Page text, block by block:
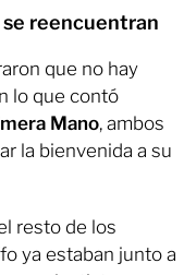
reencuentran
que no hay
lo que contó
Mano, ambos
la bienvenida a su
resto de los
ya estaban junto a